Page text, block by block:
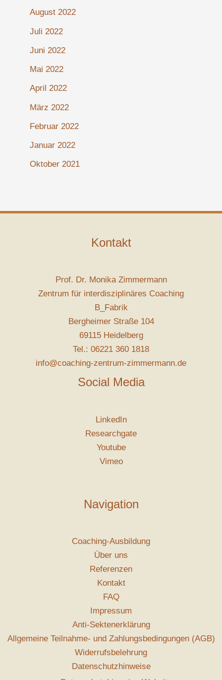
August 2022
Juli 2022
Juni 2022
Mai 2022
April 2022
März 2022
Februar 2022
Januar 2022
Oktober 2021
Kontakt
Prof. Dr. Monika Zimmermann
Zentrum für interdisziplinäres Coaching
B_Fabrik
Bergheimer Straße 104
69115 Heidelberg
Tel.: 06221 360 1818
info@coaching-zentrum-zimmermann.de
Social Media
LinkedIn
Researchgate
Youtube
Vimeo
Navigation
Coaching-Ausbildung
Über uns
Referenzen
Kontakt
FAQ
Impressum
Anti-Sektenerklärung
Allgemeine Teilnahme- und Zahlungsbedingungen (AGB)
Widerrufsbelehrung
Datenschutzhinweise